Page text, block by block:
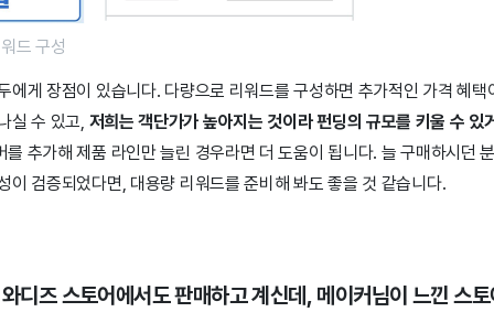
드 구성
에게 장점이 있습니다. 다량으로 리워드를 구성하면 추가적인 가격 혜
실 수 있고, 저희는 객단가가 높아지는 것이라 펀딩의 규모를 키울 수 있
추가해 제품 라인만 늘린 경우라면 더 도움이 됩니다. 늘 구매하시던
이 검증되었다면, 대용량 리워드를 준비해 봐도 좋을 것 같습니다.
디즈 스토어에서도 판매하고 계신데, 메이커님이 느낀 스